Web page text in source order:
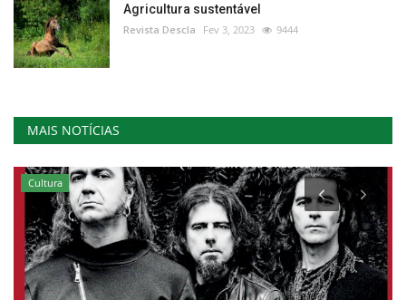
Agricultura sustentável
Revista Descla Fev 3, 2023 9444
MAIS NOTÍCIAS
Cultura